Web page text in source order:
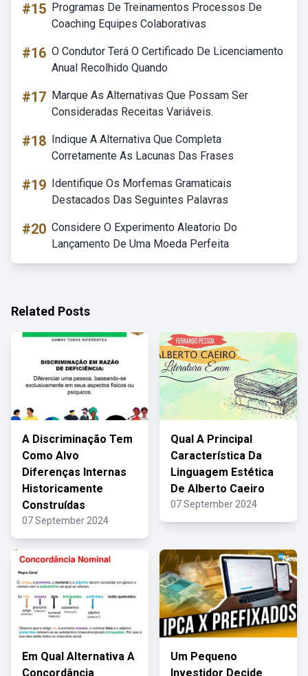
#15 Programas De Treinamentos Processos De
Coaching Equipes Colaborativas
#16 O Condutor Terá O Certificado De Licenciamento
Anual Recolhido Quando
#17 Marque As Alternativas Que Possam Ser
Consideradas Receitas Variáveis.
#18 Indique A Alternativa Que Completa
Corretamente As Lacunas Das Frases
#19 Identifique Os Morfemas Gramaticais
Destacados Das Seguintes Palavras
#20 Considere O Experimento Aleatorio Do
Lançamento De Uma Moeda Perfeita
Related Posts
A Discriminação Tem
Como Alvo
Diferenças Internas
Historicamente
Construídas
07 September 2024
Qual A Principal
Característica Da
Linguagem Estética
De Alberto Caeiro
07 September 2024
Em Qual Alternativa A
Concordância
Um Pequeno
Investidor Decide